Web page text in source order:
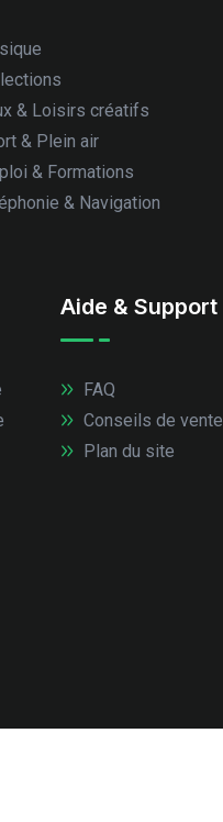
& Loisirs créatifs
& Plein air
& Formations
& Navigation
Aide & Support
FAQ
Conseils de vente
Plan du site